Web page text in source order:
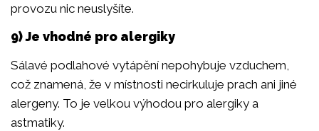
provozu nic neuslyšíte.
9) Je vhodné pro alergiky
Sálavé podlahové vytápění nepohybuje vzduchem,
což znamená, že v místnosti necirkuluje prach ani jiné
alergeny. To je velkou výhodou pro alergiky a
astmatiky.